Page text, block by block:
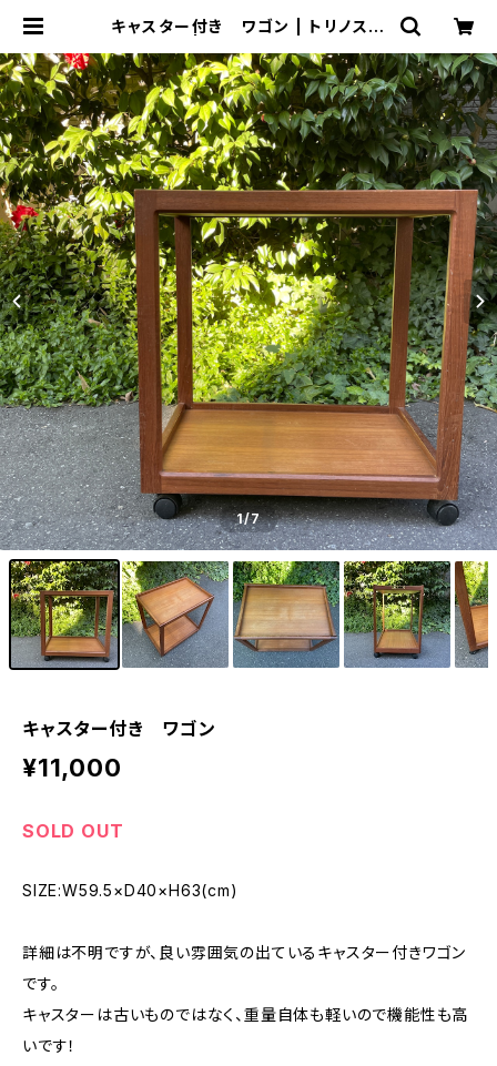
キャスター付き ワゴン | トリノス-t
ルショップ・古着
1/7
キャスター付き ワゴン
¥11,000
SOLD OUT
SIZE:W59.5×D40×H63(cm)
詳細は不明ですが、良い雰囲気の出ているキャスター付きワゴン
です。
キャスターは古いものではなく、重量自体も軽いので機能性も高
いです！